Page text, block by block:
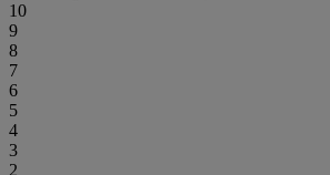
10
9
8
7
6
5
4
3
2